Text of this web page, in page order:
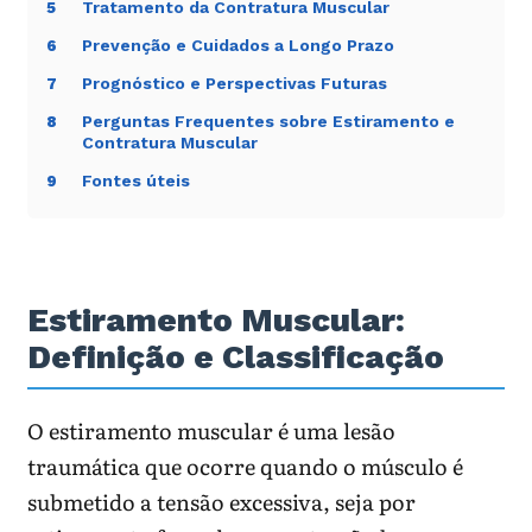
força, velocidade e gesto específico.
Procure avaliação se houver hematoma
grande, deformidade, perda de força ou dor
Nota de segurança: deformidade, hematoma
grande, incapacidade de contrair o músculo ou dor
Fisioterapia
Corrida |Cinesioterapia
5 Tratamento da Contratura Muscular
6 Prevenção e Cuidados a Longo Prazo
7 Prognóstico e Perspectivas Futuras
8
Perguntas Frequentes sobre Estiramento e
Contratura Muscular
9 Fontes úteis
Estiramento Muscular:
Definição e Classificação
O estiramento muscular é uma lesão
traumática que ocorre quando o músculo é
submetido a tensão excessiva, seja por